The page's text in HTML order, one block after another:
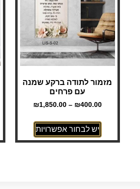
מזמור לתודה ברקע שמנה
עם פרחים
₪400.00
–
₪1,850.00
יש לבחור אפשרויות